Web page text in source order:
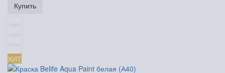
Купить
ХИТ